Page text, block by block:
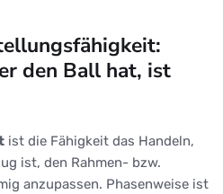
den Ball hat, ist
ist die Fähigkeit das Handeln,
ist, den Rahmen- bzw.
anzupassen. Phasenweise ist